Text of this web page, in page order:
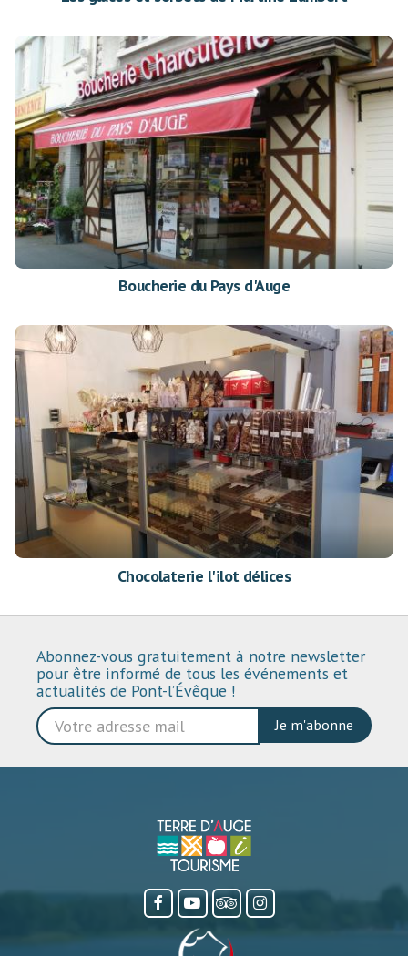
Boucherie du Pays d'Auge
Chocolaterie l'ilot délices
Abonnez-vous gratuitement à notre newsletter
pour être informé de tous les événements et
actualités de Pont-l’Évêque !
Je m'abonne